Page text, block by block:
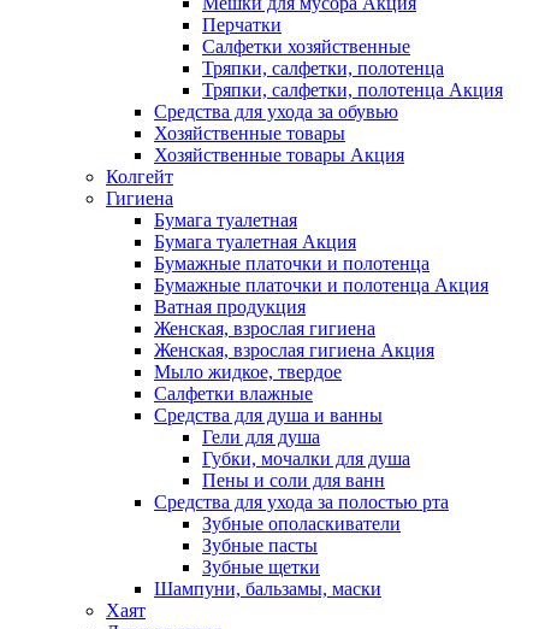
Перчатки
Салфетки хозяйственные
Тряпки, салфетки, полотенца
Тряпки, салфетки, полотенца Акция
Средства для ухода за обувью
Хозяйственные товары
Хозяйственные товары Акция
Колгейт
Гигиена
Бумага туалетная
Бумага туалетная Акция
Бумажные платочки и полотенца
Бумажные платочки и полотенца Акция
Ватная продукция
Женская, взрослая гигиена
Женская, взрослая гигиена Акция
Мыло жидкое, твердое
Салфетки влажные
Средства для душа и ванны
Гели для душа
Губки, мочалки для душа
Пены и соли для ванн
Средства для ухода за полостью рта
Зубные ополаскиватели
Зубные пасты
Зубные щетки
Шампуни, бальзамы, маски
Хаят